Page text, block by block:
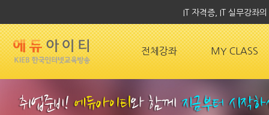
IT 자격증, IT 실무강좌
전체강좌 MY CLASS